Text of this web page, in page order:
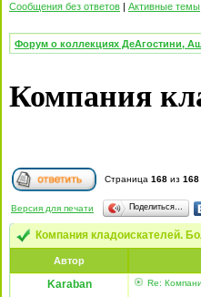
Сообщения без ответов | Активные темы
Форум о коллекциях ДеАгостини,
Компания
Страница 168 из 168
Версия для печати Поделиться…
Компания кладоискателей.
Автор
Karaban Re: